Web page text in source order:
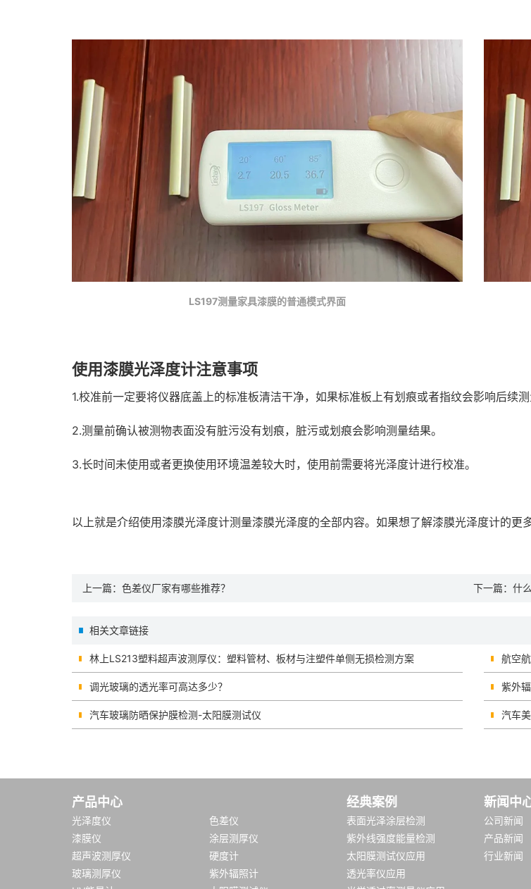
LS197测量家具漆膜的普通模式界面
使用漆膜光泽度计注意事项
1.校准前一定要将仪器底盖上的标准板清洁干净，如果标准板上有划痕或者指纹会影响后续测
2.测量前确认被测物表面没有脏污没有划痕，脏污或划痕会影响测量结果。
3.长时间未使用或者更换使用环境温差较大时，使用前需要将光泽度计进行校准。
以上就是介绍使用漆膜光泽度计测量漆膜光泽度的全部内容。如果想了解漆膜光泽度计的更
上一篇： 色差仪厂家有哪些推荐？ 下一篇： 什
相关文章链接
林上LS213塑料超声波测厚仪：塑料管材、板材与注塑件单侧无损检测方案 航空
调光玻璃的透光率可高达多少？ 紫外
汽车玻璃防晒保护膜检测-太阳膜测试仪 汽车
产品中心
光泽度仪
色差仪
漆膜仪
涂层测厚仪
超声波测厚仪
硬度计
玻璃测厚仪
紫外辐照计
经典案例
表面光泽涂层检测
紫外线强度能量检测
太阳膜测试仪应用
透光率仪应用
新闻中
公司新闻
产品新闻
行业新闻